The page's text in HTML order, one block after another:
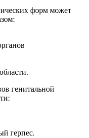
форм может
генитальной
герпес.